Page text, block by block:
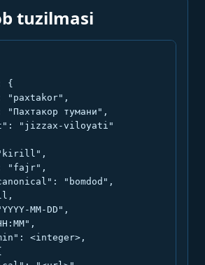
tuzilmasi
{
"paxtakor",
"Пахтакор тумани",
"jizzax-viloyati"
"fajr",
"bomdod",
MM-DD",
<integer>,